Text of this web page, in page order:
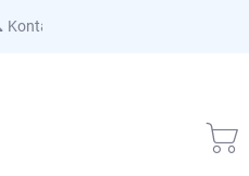
Kontakty